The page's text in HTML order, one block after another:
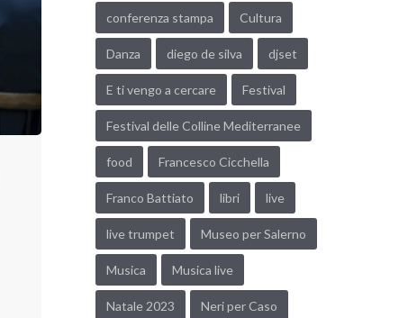
conferenza stampa Cultura
Danza diego de silva djset
E ti vengo a cercare Festival
Festival delle Colline Mediterranee
food Francesco Cicchella
Franco Battiato libri live
live trumpet Museo per Salerno
Musica Musica live
Natale 2023 Neri per Caso